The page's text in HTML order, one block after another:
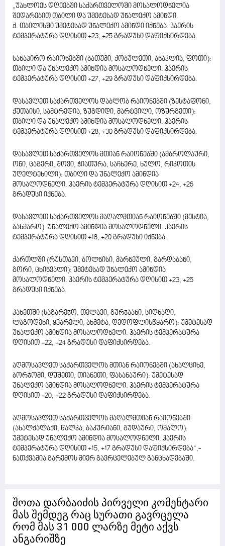
„უახლოეს დღეებში საქართველოში მოსალოდნელია
შედარებით თბილი და უმეტესად უნალექო ამინდი.
ქ. თბილისში უმეტესად უნალექო ამინდი იქნება. ჰაერის
ტემპერატურა დღისით +23, +25 გრადუსი დაფიქსირდება.
სანაპირო რაიონებში (ბათუმი, ქობულეთი, ანაკლია, ფოთი):
თბილი და უნალექო ამინდია მოსალოდნელი. ჰაერის
ტემპერატურა დღისით +27, +29 გრადუსი დაფიქსირდება.
დასავლეთ საქართველოს დაბლობ რაიონებში (ზესტაფონი,
ქუთაისი, სამტრედია, ზუგდიდი, მარტვილი, ოზურგეთი):
თბილი და უნალექო ამინდია მოსალოდნელი. ჰაერის
ტემპერატურა დღისით +28, +30 გრადუსი დაფიქსირდება.
დასავლეთ საქართველოს მთიან რაიონებში (ამბროლაური,
ონი, ცაგერი, შოვი, ჭიათურა, საჩხერე, ხულო, რიკოთის
უღელტეხილი): თბილი და უნალექო ამინდია
მოსალოდნელი. ჰაერის ტემპერატურა დღისით +24, +26
გრადუსი იქნება.
დასავლეთ საქართველოს მაღალმთიან რაიონებში (მესტია,
ბახმარო): უნალექო ამინდია მოსალოდნელი. ჰაერის
ტემპერატურა დღისით +18, +20 გრადუსი იქნება.
ქართლში (რუსთავი, ბოლნისი, მარნეული, გარდაბანი,
გორი, ცხინვალი): უმეტესად უნალექო ამინდია
მოსალოდნელი. ჰაერის ტემპერატურა დღისით +23, +25
გრადუსი იქნება.
კახეთში (საგარეჯო, თელავი, გურჯაანი, სიღნაღი,
ლაგოდეხი, ყვარელი, ახმეტა, დედოფლისწყარო): უმეტესად
უნალექო ამინდია მოსალოდნელი. ჰაერის ტემპერატურა
დღისით +22, +24 გრადუსი დაფიქსირდება.
აღმოსავლეთ საქართველოს მთიან რაიონებში (ახალციხე,
ბორჯომი, დუშეთი, თიანეთი, ფასანაური): უმეტესად
უნალექო ამინდია მოსალოდნელი. ჰაერის ტემპერატურა
დღისით +20, +22 გრადუსი დაფიქსირდება.
აღმოსავლეთ საქართველოს მაღალმთიან რაიონებში
(ახალქალაქი, წალკა, ბაკურიანი, გუდაური, ომალო):
უმეტესად უნალექო ამინდია მოსალოდნელი. ჰაერის
ტემპერატურა დღისით +15, +17 გრადუსი დაფიქსირდება“,-
ნათქვამია გარემოს მიერ გავრცელებულ განცხადებაში.
შოთა დარბაიძის პირველი კომენტარი
მას შემდეგ რაც სურათი გავრცელა
რომ მას 31 000 ლარზე მეტი აქვს
ანგარიშზე